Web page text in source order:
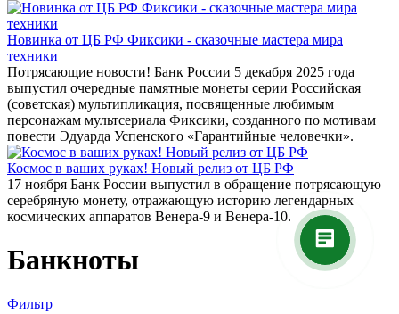
Новинка от ЦБ РФ Фиксики - сказочные мастера мира
техники
Потрясающие новости! Банк России 5 декабря 2025 года
выпустил очередные памятные монеты серии Российская
(советская) мультипликация, посвященные любимым
персонажам мультсериала Фиксики, созданного по мотивам
повести Эдуарда Успенского «Гарантийные человечки».
Космос в ваших руках! Новый релиз от ЦБ РФ
17 ноября Банк России выпустил в обращение потрясающую
серебряную монету, отражающую историю легендарных
космических аппаратов Венера-9 и Венера-10.
Банкноты
Фильтр